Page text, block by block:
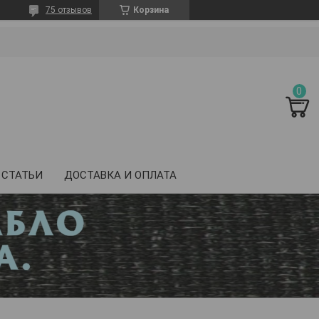
Корзина
75 отзывов
СТАТЬИ ДОСТАВКА И ОПЛАТА